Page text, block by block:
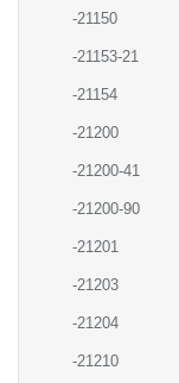
-21150
-21153-21
-21154
-21200
-21200-41
-21200-90
-21201
-21203
-21204
-21210